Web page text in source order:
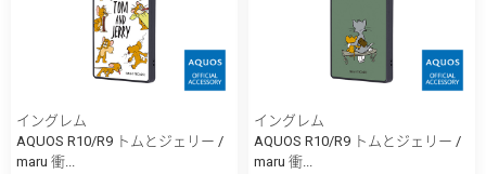
イングレム
AQUOS R10/R9 トムとジェリー /
maru 衝...
イングレム
AQUOS R10/R9 トムとジェリー /
maru 衝...